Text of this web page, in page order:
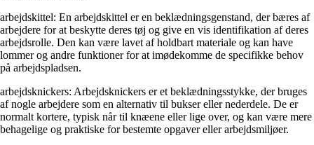
arbejdskittel: En arbejdskittel er en beklædningsgenstand, der bæres af
arbejdere for at beskytte deres tøj og give en vis identifikation af deres
arbejdsrolle. Den kan være lavet af holdbart materiale og kan have
lommer og andre funktioner for at imødekomme de specifikke behov
på arbejdspladsen.
arbejdsknickers: Arbejdsknickers er et beklædningsstykke, der bruges
af nogle arbejdere som en alternativ til bukser eller nederdele. De er
normalt kortere, typisk når til knæene eller lige over, og kan være mere
behagelige og praktiske for bestemte opgaver eller arbejdsmiljøer.